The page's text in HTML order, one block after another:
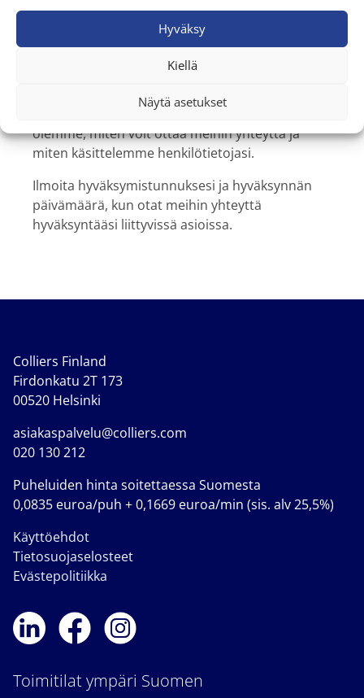
Hyväksy
Kiellä
Näytä asetukset
löydät täältä:
Google Business Data Responsibility Site
Voit muuttaa tai peruuttaa hyväksyntäsi
Lue tietosuojaselosteestamme lisää siitä, keitä
olemme, miten voit ottaa meihin yhteyttä ja
miten käsittelemme henkilötietojasi.
Ilmoita hyväksymistunnuksesi ja hyväksynnän
päivämäärä, kun otat meihin yhteyttä
hyväksyntääsi liittyvissä asioissa.
Colliers Finland
Firdonkatu 2T 173
00520 Helsinki
asiakaspalvelu@colliers.com
020 130 212
Puheluiden hinta soitettaessa Suomesta
0,0835 euroa/puh + 0,1669 euroa/min (sis. alv 25,5%)
Käyttöehdot
Tietosuojaselosteet
Evästepolitiikka
Toimitilat ympäri Suomen